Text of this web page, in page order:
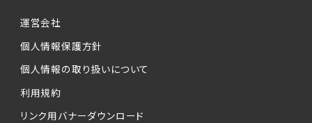
個人情報の第三者への提供について
当社は、以下の提供先に対して個人情報を提供
します。
(1)お客様が求人応募フォームより個人情報を
送信した事業主（広告主）への提供
運営会社
個人情報保護方針
個人情報の取り扱いについて
利用規約
リンク用バナーダウンロード